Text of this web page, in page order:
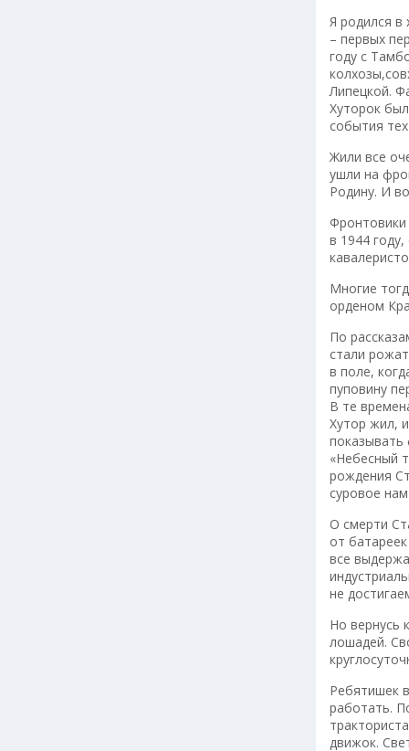
Я родился в
– первых
году с
Липецкой.
Хуторок
события
Жили все
ушли на
Родину. И
в 1944
Многие
орденом
По
стали
в поле,
пуповину
В те
Хутор жил,
«Небесный
рождения
суровое
О смерти
от
все
не
Но вернусь
лошадей.
Ребятишек
работать.
движок.